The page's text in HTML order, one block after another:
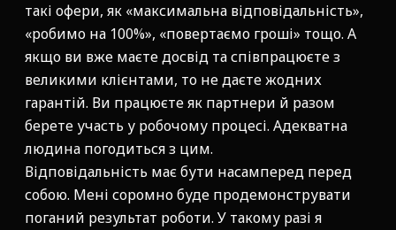
такі офери, як «максимальна відповідальність»,
«робимо на 100%», «повертаємо гроші» тощо. А
якщо ви вже маєте досвід та співпрацюєте з
великими клієнтами, то не даєте жодних
гарантій. Ви працюєте як партнери й разом
берете участь у робочому процесі. Адекватна
людина погодиться з цим.
Відповідальність має бути насамперед перед
собою. Мені соромно буде продемонструвати
поганий результат роботи. У такому разі я